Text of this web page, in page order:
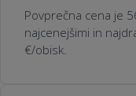
Povprečna cena je
najcenejšimi in
€/obisk.